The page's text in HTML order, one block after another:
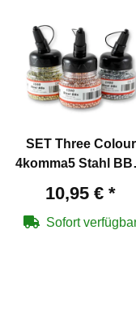
SET Three Colour
4komma5 Stahl
4,5 mm 4500 Stück
10,95 € *
Sofort